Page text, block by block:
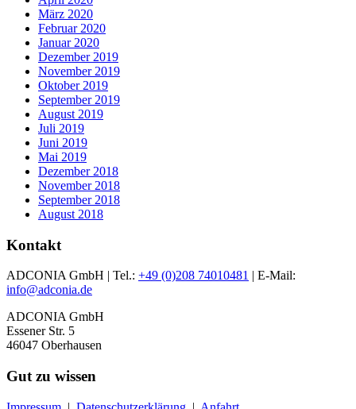
März 2020
Februar 2020
Januar 2020
Dezember 2019
November 2019
Oktober 2019
September 2019
August 2019
Juli 2019
Juni 2019
Mai 2019
Dezember 2018
November 2018
September 2018
August 2018
Kontakt
ADCONIA GmbH | Tel.: +49 (0)208 74010481 | E-Mail:
info@adconia.de
ADCONIA GmbH
Essener Str. 5
46047 Oberhausen
Gut zu wissen